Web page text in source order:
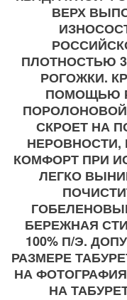
ВЕРХ
ПЛОТНОСТЬЮ
РОГОЖКИ.
ПОМОЩЬЮ
СКРОЕТ НА
НЕРОВНОСТИ,
КОМФОРТ ПРИ
ЛЕГКО
БЕРЕЖНАЯ
100% П/Э.
РАЗМЕРЕ
НА
НА